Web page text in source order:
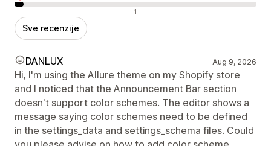
Negativne recenzije 1
Sve recenzije
DANLUX Aug 9, 2026
Hi, I'm using the Allure theme on my Shopify store
and I noticed that the Announcement Bar section
doesn't support color schemes. The editor shows a
message saying color schemes need to be defined
in the settings_data and settings_schema files. Could